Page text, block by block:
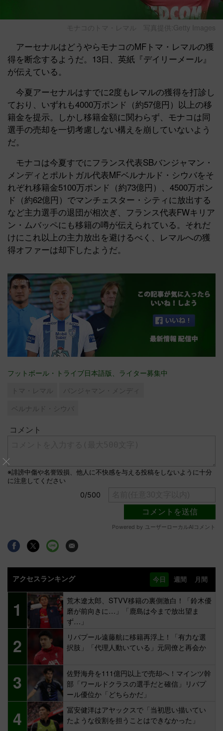
モナコのトマ・レマル 写真提供:Getty Images
アーセナルはどうやらモナコのMFトマ・レマルの獲
得を断念するようだ。13日、英紙『デイリーメール』
が伝えている。
今夏アーセナルはすでに2度もレマルの獲得を打診し
ており、いずれも4000万ポンド（約57億円）以上の移
籍金を提示。しかし移籍金額に関わらず、モナコは同
選手の売却を一切考慮しない構えを崩していないよう
だ。
モナコは今夏すでにフランス代表SBバンジャマン・
メンディとポルトガル代表MFベルナルド・シウバをそ
れぞれ移籍金5100万ポンド（約73億円）、4500万ポン
ド（約62億円）でマンチェスター・シティに放出する
など主力選手の退団が相次ぎ、フランス代表FWキリア
ン・ムバッペにも移籍の噂が伝えられている。それだ
けにこれ以上の主力放出を避けるべく、レマルへの獲
得オファーは却下したようだ。
フットボール・トライブ日本語版、ライター募集中
トマ・レマル
バンジャマン・メンディ
ベルナルド・シウバ
アクセスランキング 今日 週間 月間
1
荒木遼太郎、STVV移籍の裏側激白！「鈴木優
磨が前向きに…」「鹿島は今まで放出望ま
ず…」
2
リバプール遠藤航に移籍再浮上！「有力な選
択肢」「代理人動いている」元同僚と再会か
3
佐野海舟を111億円以上で売却へ！マインツ幹
部「ワールドクラスの選手だと確信」リバプ
ール優位か「どちらかだ」
4
冨安健洋はアヤックスで「当初思い描いてい
たような役割を担うことはできなかった」